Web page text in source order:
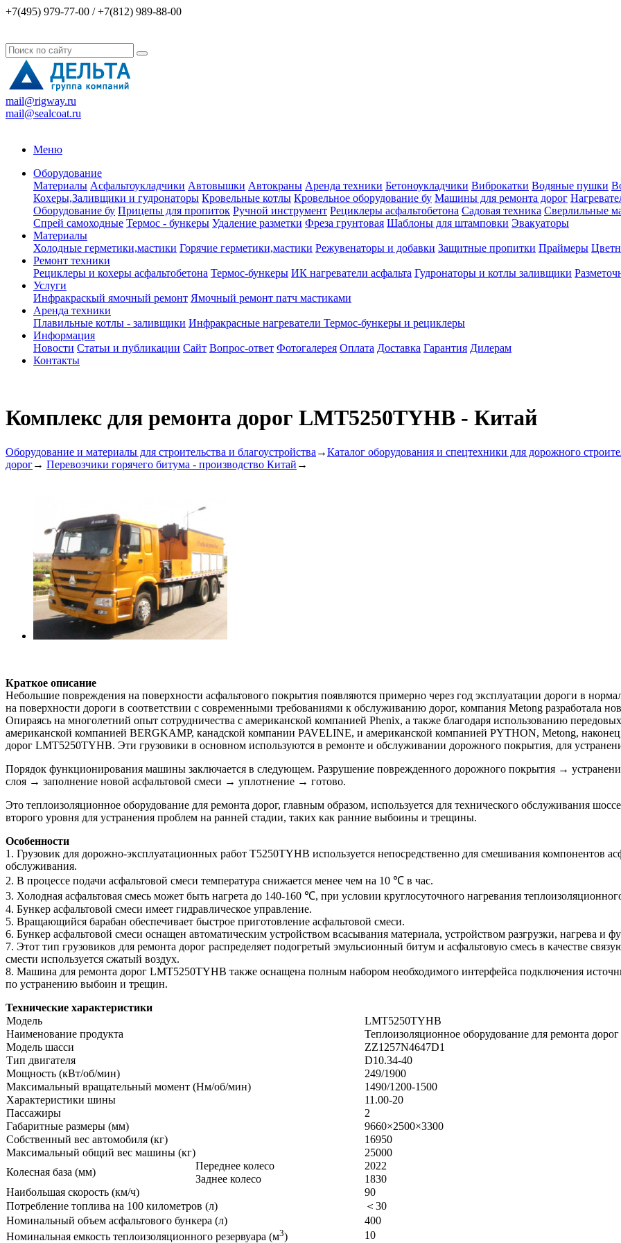
+7(495) 979-77-00 / +7(812) 989-88-00
mail@rigway.ru
mail@sealcoat.ru
Меню
Оборудование
Материалы Асфальтоукладчики Автовышки Автокраны Аренда техники Бетоноукладчики Виброкатки Водяные пушки
Кохеры,Заливщики и гудронаторы Кровельные котлы Кровельное оборудование бу Машины для ремонта дорог
Оборудование бу Прицепы для пропиток Ручной инструмент Рециклеры асфальтобетона Садовая техника Сверлильные
Спрей самоходные Термос - бункеры Удаление разметки Фреза грунтовая Шаблоны для штамповки Эвакуаторы
Материалы
Холодные герметики,мастики Горячие герметики,мастики Режувенаторы и добавки Защитные пропитки Праймеры
Ремонт техники
Рециклеры и кохеры асфальтобетона Термос-бункеры ИК нагреватели асфальта Гудронаторы и котлы заливщики
Услуги
Инфракраскый ямочный ремонт Ямочный ремонт патч мастиками
Аренда техники
Плавильные котлы - заливщики Инфракрасные нагреватели Термос-бункеры и рециклеры
Информация
Новости Статьи и публикации Сайт Вопрос-ответ Фотогалерея Оплата Доставка Гарантия Дилерам
Контакты
Комплекс для ремонта дорог LMT5250TYHB - Китай
Оборудование и материалы для строительства и благоустройства →Каталог оборудования и спецтехники для дорожного
дорог→ Перевозчики горячего битума - производство Китай →
Краткое описание
Небольшие повреждения на поверхности асфальтового покрытия появляются примерно через год эксплуатации дороги в
на поверхности дороги в соответствии с современными требованиями к обслуживанию дорог, компания Metong разработала
Опираясь на многолетний опыт сотрудничества с американской компанией Phenix, а также благодаря использованию
американской компанией BERGKAMP, канадской компании PAVELINE, и американской компанией PYTHON, Metong, наконец,
дорог LMT5250TYHB. Эти грузовики в основном используются в ремонте и обслуживании дорожного покрытия, для
Порядок функционирования машины заключается в следующем. Разрушение поврежденного дорожного покрытия →
слоя → заполнение новой асфальтовой смеси → уплотнение → готово.
Это теплоизоляционное оборудование для ремонта дорог, главным образом, используется для технического обслуживания
второго уровня для устранения проблем на ранней стадии, таких как ранние выбоины и трещины.
Особенности
1. Грузовик для дорожно-эксплуатационных работ T5250TYHB используется непосредственно для смешивания компонентов
обслуживания.
2. В процессе подачи асфальтовой смеси температура снижается менее чем на 10 ℃ в час.
3. Холодная асфальтовая смесь может быть нагрета до 140-160 ℃, при условии круглосуточного нагревания
4. Бункер асфальтовой смеси имеет гидравлическое управление.
5. Вращающийся барабан обеспечивает быстрое приготовление асфальтовой смеси.
6. Бункер асфальтовой смеси оснащен автоматическим устройством всасывания материала, устройством разгрузки, нагрева и
7. Этот тип грузовиков для ремонта дорог распределяет подогретый эмульсионный битум и асфальтовую смесь в качестве
смести используется сжатый воздух.
8. Машина для ремонта дорог LMT5250TYHB также оснащена полным набором необходимого интерфейса подключения
по устранению выбоин и трещин.
Технические характеристики
Модель
LMT5250TYHB
Наименование продукта
Теплоизоляционное оборудование для ремонта дорог
Модель шасси
ZZ1257N4647D1
Тип двигателя
D10.34-40
Мощность (кВт/об/мин)
249/1900
Максимальный вращательный момент (Нм/об/мин)
1490/1200-1500
Характеристики шины
11.00-20
Пассажиры
2
Габаритные размеры (мм)
9660×2500×3300
Собственный вес автомобиля (кг)
16950
Максимальный общий вес машины (кг)
25000
Колесная база (мм)
Переднее колесо
2022
Заднее колесо
1830
Наибольшая скорость (км/ч)
90
Потребление топлива на 100 километров (л)
＜30
Номинальный объем асфальтового бункера (л)
400
Номинальная емкость теплоизоляционного резервуара (м3) 10